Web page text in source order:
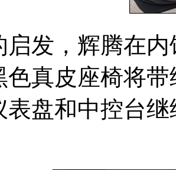
启发，辉腾在
色真皮座椅将
表盘和中控台